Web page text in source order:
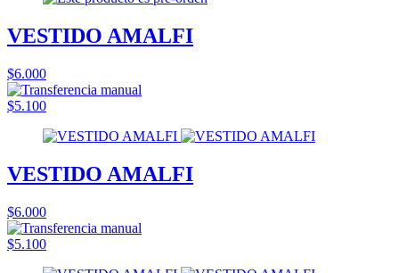
VESTIDO AMALFI
$6.000
$5.100
VESTIDO AMALFI
$6.000
$5.100